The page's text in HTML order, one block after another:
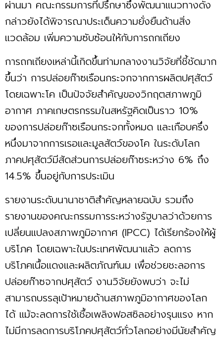
ผ่านมา คณะกรรมการที่ปรึกษาซึ่งพัฒนาแนวทางดัง
กล่าวยังได้พิจารณาประเด็นความยั่งยืนด้านสิ่ง
แวดล้อม เพิ่มความซับซ้อนให้กับการถกเถียง
การถกเถียงเหล่านี้เกิดขึ้นท่ามกลางงานวิจัยที่ชี้ชัดมาก
ขึ้นว่า การปล่อยก๊าซเรือนกระจกจากการผลิตปศุสัตว์
โดยเฉพาะโค เป็นปัจจัยสำคัญของวิกฤตสภาพภูมิ
อากาศ ภาคเกษตรกรรมในสหรัฐคิดเป็นราว 10%
ของการปล่อยก๊าซเรือนกระจกทั้งหมด และเกือบครึ่ง
หนึ่งมาจากการเรอและมูลสัตว์ของโค ในระดับโลก
ภาคปศุสัตว์มีสัดส่วนการปล่อยก๊าซระหว่าง 6% ถึง
14.5% ขึ้นอยู่กับการประเมิน
รายงานระดับนานาชาติสำคัญหลายฉบับ รวมถึง
รายงานของคณะกรรมการระหว่างรัฐบาลว่าด้วยการ
เปลี่ยนแปลงสภาพภูมิอากาศ (IPCC) ได้เรียกร้องให้ผู้
บริโภค โดยเฉพาะในประเทศพัฒนาแล้ว ลดการ
บริโภคเนื้อแดงและผลิตภัณฑ์นม เพื่อช่วยชะลอการ
ปล่อยก๊าซจากปศุสัตว์ งานวิจัยยังพบว่า จะไม่
สามารถบรรลุเป้าหมายด้านสภาพภูมิอากาศของโลก
ได้ แม้จะลดการใช้เชื้อเพลิงฟอสซิลอย่างรุนแรง หาก
ไม่มีการลดการบริโภคปศุสัตว์ทั่วโลกอย่างมีนัยสำคัญ